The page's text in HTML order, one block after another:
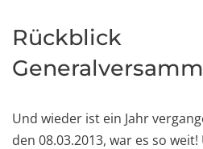
Rückblick
Und wieder ist ein Jahr
den 08.03.2013, war es so